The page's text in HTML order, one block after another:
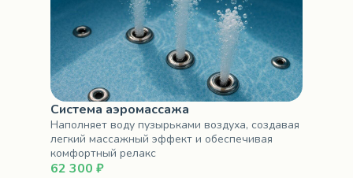
Система аэромассажа
Наполняет воду пузырьками воздуха, создавая
легкий массажный эффект и обеспечивая
комфортный релакс
62 300 ₽